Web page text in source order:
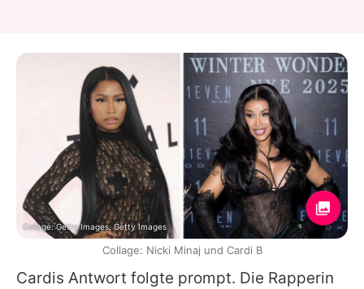
Cardis Antwort folgte prompt. Die Rapperin
Collage: Getty Images, Getty Images
Collage: Nicki Minaj und Cardi B